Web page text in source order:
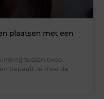
plaatsen met een
tussen twee
bepaalt ze mee de